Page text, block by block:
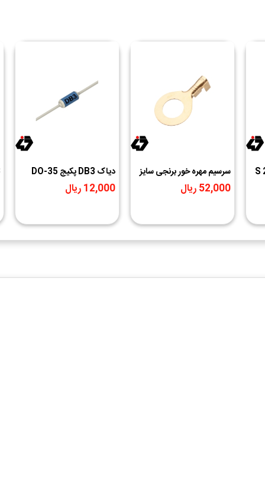
سرسیم مهره خور برنجی سایز
6
52,000 ریال
دیاک DB3 پکیج DO-35
12,000 ریال